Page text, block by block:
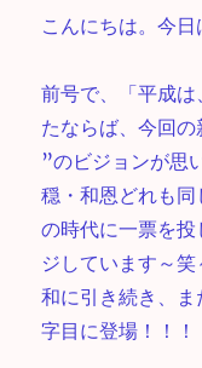
こんにちは。今日
前号で、「平成
たならば、今回
”のビジョンが思
穏・和恩どれも
の時代に一票を
ジしています～
和に引き続き、
字目に登場！！！